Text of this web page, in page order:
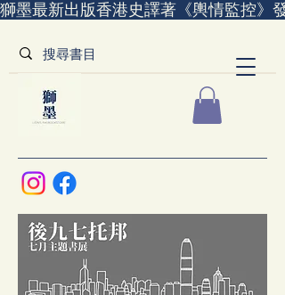
獅墨最新出版香港史譯著《輿情監控》